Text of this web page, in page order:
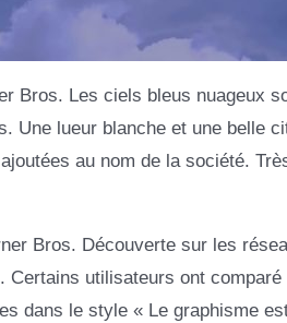
Bros. Les ciels bleus nuageux
Une lueur blanche et une belle
au nom de la société.
Bros. Découverte sur les
Certains utilisateurs ont comparé
dans le style « Le graphisme